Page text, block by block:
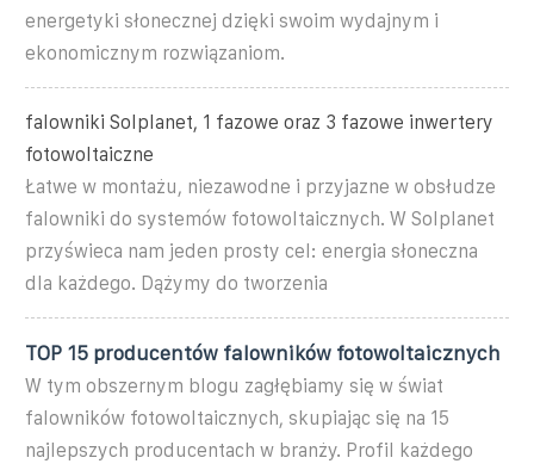
energetyki słonecznej dzięki swoim wydajnym i
ekonomicznym rozwiązaniom.
falowniki Solplanet, 1 fazowe oraz 3 fazowe inwertery
fotowoltaiczne
Łatwe w montażu, niezawodne i przyjazne w obsłudze
falowniki do systemów fotowoltaicznych. W Solplanet
przyświeca nam jeden prosty cel: energia słoneczna
dla każdego. Dążymy do tworzenia
TOP 15 producentów falowników fotowoltaicznych
W tym obszernym blogu zagłębiamy się w świat
falowników fotowoltaicznych, skupiając się na 15
najlepszych producentach w branży. Profil każdego